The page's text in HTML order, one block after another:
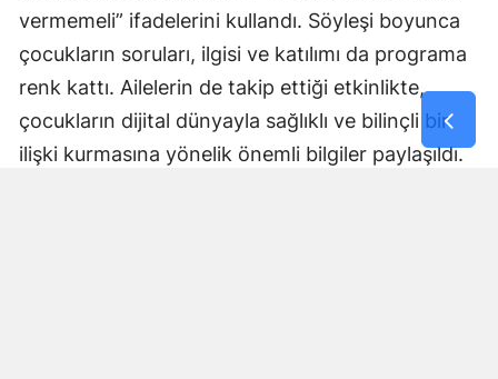
vermemeli” ifadelerini kullandı. Söyleşi boyunca
çocukların soruları, ilgisi ve katılımı da programa
renk kattı. Ailelerin de takip ettiği etkinlikte,
çocukların dijital dünyayla sağlıklı ve bilinçli bir
ilişki kurmasına yönelik önemli bilgiler paylaşıldı.